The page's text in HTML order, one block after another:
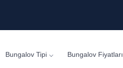
Bungalov Tipi Bungalov Fiyatları